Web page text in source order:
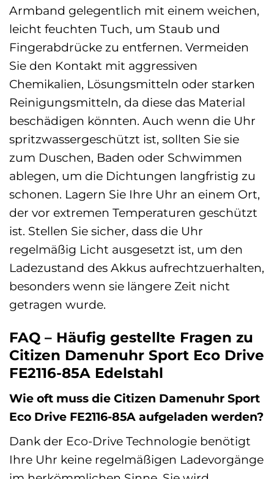
Armband gelegentlich mit einem weichen,
leicht feuchten Tuch, um Staub und
Fingerabdrücke zu entfernen. Vermeiden
Sie den Kontakt mit aggressiven
Chemikalien, Lösungsmitteln oder starken
Reinigungsmitteln, da diese das Material
beschädigen könnten. Auch wenn die Uhr
spritzwassergeschützt ist, sollten Sie sie
zum Duschen, Baden oder Schwimmen
ablegen, um die Dichtungen langfristig zu
schonen. Lagern Sie Ihre Uhr an einem Ort,
der vor extremen Temperaturen geschützt
ist. Stellen Sie sicher, dass die Uhr
regelmäßig Licht ausgesetzt ist, um den
Ladezustand des Akkus aufrechtzuerhalten,
besonders wenn sie längere Zeit nicht
getragen wurde.
FAQ – Häufig gestellte Fragen zu
Citizen Damenuhr Sport Eco Drive
FE2116-85A Edelstahl
Wie oft muss die Citizen Damenuhr Sport
Eco Drive FE2116-85A aufgeladen werden?
Dank der Eco-Drive Technologie benötigt
Ihre Uhr keine regelmäßigen Ladevorgänge